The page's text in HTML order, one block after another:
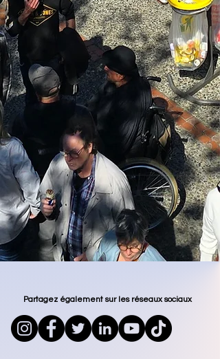
Partagez également sur les réseaux sociaux